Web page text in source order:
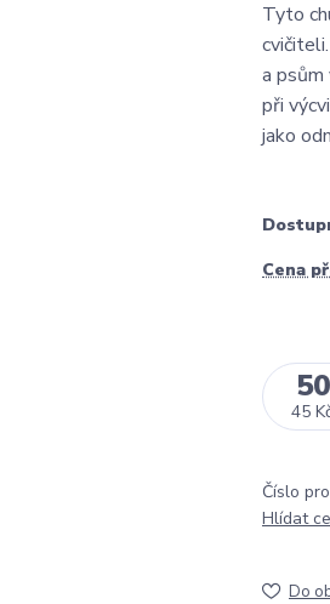
Tyto
a psům
při
jako
Cena
45
Číslo
Hlídat
Do